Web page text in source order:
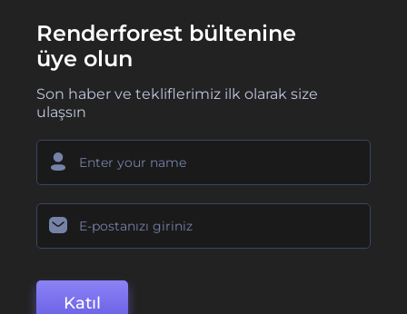
Renderforest bültenine
üye olun
Son haber ve tekliflerimiz ilk olarak size
ulaşsın
Katıl